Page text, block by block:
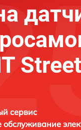
сервис
обслуживание